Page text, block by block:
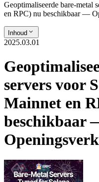
Geoptimaliseerde bare-metal
en RPC) nu beschikbaar —
Inhoud
2025.03.01
servers voor
Mainnet en
beschikbaar